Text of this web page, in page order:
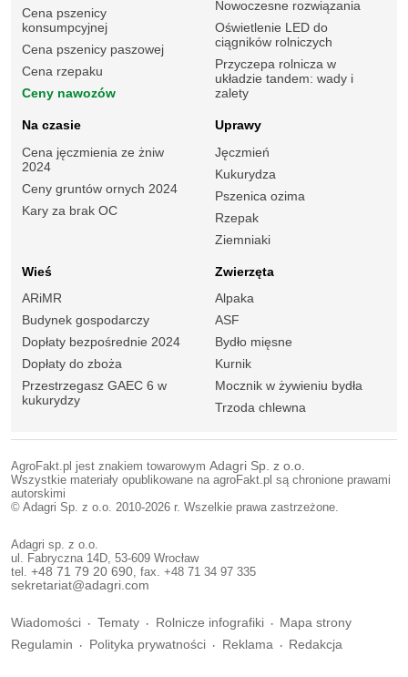
Cena pszenicy
konsumpcyjnej
Cena pszenicy paszowej
Cena rzepaku
Ceny nawozów
Nowoczesne rozwiązania
Oświetlenie LED do
ciągników rolniczych
Przyczepa rolnicza w
układzie tandem: wady i
zalety
Na czasie
Cena jęczmienia ze żniw
2024
Ceny gruntów ornych 2024
Kary za brak OC
Uprawy
Jęczmień
Kukurydza
Pszenica ozima
Rzepak
Ziemniaki
Wieś
ARiMR
Budynek gospodarczy
Dopłaty bezpośrednie 2024
Dopłaty do zboża
Przestrzegasz GAEC 6 w
kukurydzy
Zwierzęta
Alpaka
ASF
Bydło mięsne
Kurnik
Mocznik w żywieniu bydła
Trzoda chlewna
AgroFakt.pl jest znakiem towarowym Adagri Sp. z o.o.
Wszystkie materiały opublikowane na agroFakt.pl są chronione prawami
autorskimi
© Adagri Sp. z o.o. 2010-2026 r. Wszelkie prawa zastrzeżone.
Adagri sp. z o.o.
ul. Fabryczna 14D, 53-609 Wrocław
tel. +48 71 79 20 690 , fax. +48 71 34 97 335
sekretariat@adagri.com
Wiadomości Tematy Rolnicze infografiki
Mapa strony
Regulamin
Polityka prywatności Reklama Redakcja